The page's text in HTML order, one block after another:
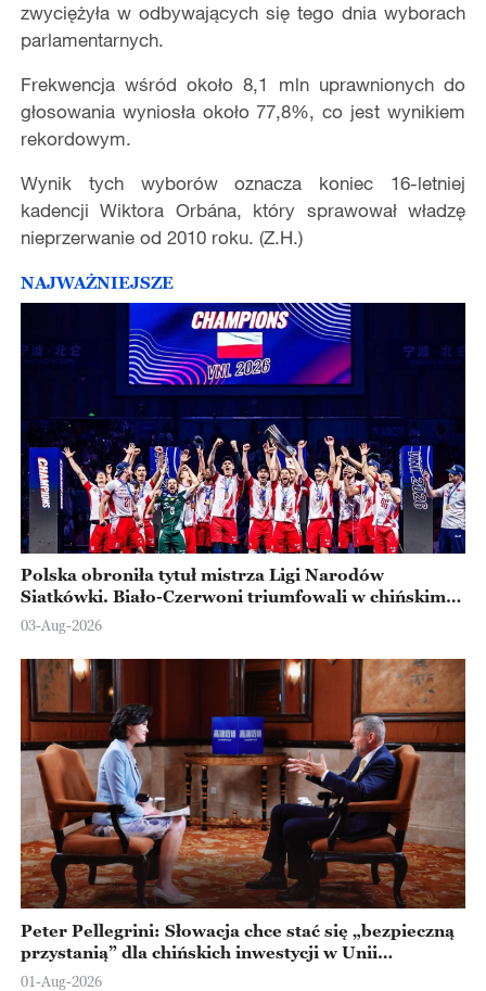
zwyciężyła w odbywających się tego dnia wyborach
parlamentarnych.
Frekwencja wśród około 8,1 mln uprawnionych do
głosowania wyniosła około 77,8%, co jest wynikiem
rekordowym.
Wynik tych wyborów oznacza koniec 16-letniej
kadencji Wiktora Orbána, który sprawował władzę
nieprzerwanie od 2010 roku. (Z.H.)
NAJWAŻNIEJSZE
Polska obroniła tytuł mistrza Ligi Narodów
Siatkówki. Biało-Czerwoni triumfowali w chińskim
Ningbo
03-Aug-2026
Peter Pellegrini: Słowacja chce stać się „bezpieczną
przystanią” dla chińskich inwestycji w Unii
Europejskiej
01-Aug-2026